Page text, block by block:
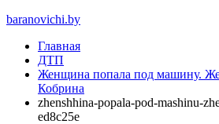
baranovichi.by
Главная
ДТП
Женщина попала под машину.
Кобрина
zhenshhina-popala-pod-mashinu-
ed8c25e